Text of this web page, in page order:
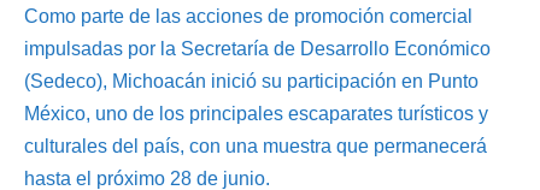
Como parte de las acciones de promoción comercial
impulsadas por la Secretaría de Desarrollo Económico
(Sedeco), Michoacán inició su participación en Punto
México, uno de los principales escaparates turísticos y
culturales del país, con una muestra que permanecerá
hasta el próximo 28 de junio.